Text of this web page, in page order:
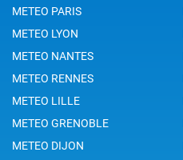
METEO PARIS
METEO LYON
METEO NANTES
METEO RENNES
METEO LILLE
METEO GRENOBLE
METEO DIJON